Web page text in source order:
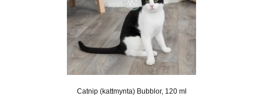
Catnip (kattmynta) Bubblor, 120 ml